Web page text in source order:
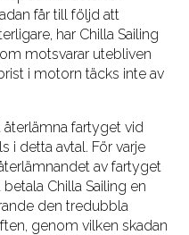
får till följd att
har Chilla Sailing
motsvarar utebliven
i motorn täcks inte av
återlämna fartyget vid
i detta avtal. För varje
av fartyget
Chilla Sailing en
den tredubbla
genom vilken skadan